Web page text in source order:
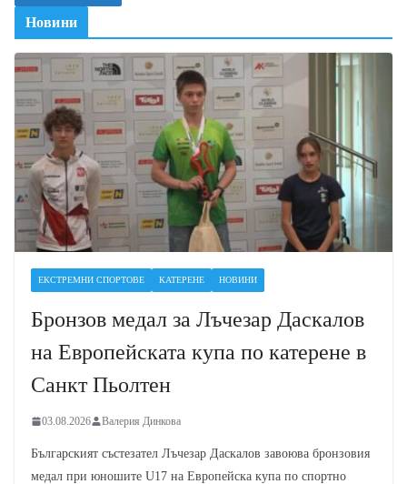
Новини
ЕКСТРЕМНИ СПОРТОВЕ КАТЕРЕНЕ НОВИНИ
Бронзов медал за Лъчезар Даскалов
на Европейската купа по катерене в
Санкт Пьолтен
03.08.2026 Валерия Динкова
Българският състезател Лъчезар Даскалов завоюва бронзовия
медал при юношите U17 на Европейска купа по спортно